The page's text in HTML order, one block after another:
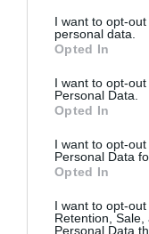
not limited to your
grant or deny
use your data for
consent section.
I want to opt-
personal data.
Opted In
I want to opt-
Personal Data.
Opted In
I want to opt-
Personal Data
Opted In
I want to opt-out
Retention,
Personal Data
Felmondás
munkavállalóként
munka
munkahely